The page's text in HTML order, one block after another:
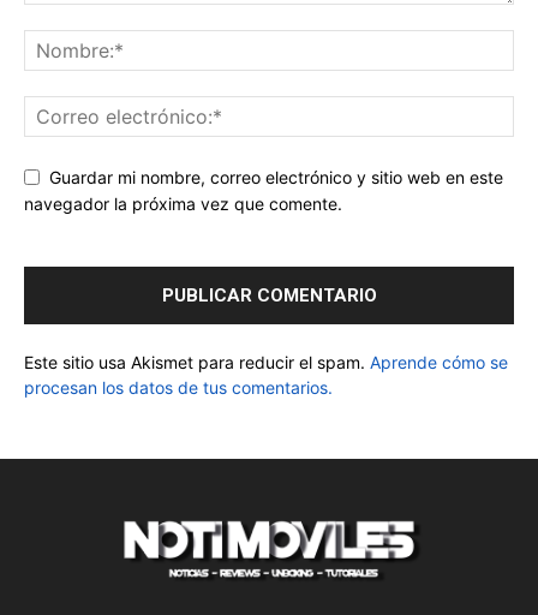
Guardar mi nombre, correo electrónico y sitio web en este
navegador la próxima vez que comente.
Este sitio usa Akismet para reducir el spam. Aprende cómo se
procesan los datos de tus comentarios.